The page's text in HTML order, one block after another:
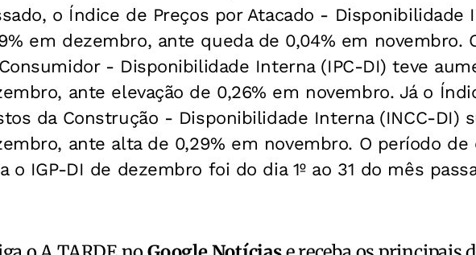
o Índice de Preços por Atacado - Disponibilidade
em dezembro, ante queda de 0,04% em novembro.
- Disponibilidade Interna (IPC-DI) teve
ante elevação de 0,26% em novembro. Já o
da Construção - Disponibilidade Interna (INCC-DI)
ante alta de 0,29% em novembro. O período de
o IGP-DI de dezembro foi do dia 1º ao 31 do mês